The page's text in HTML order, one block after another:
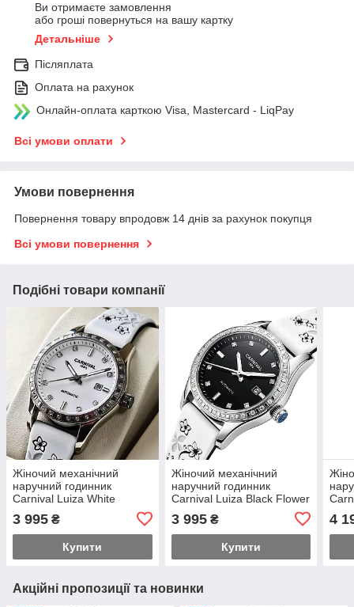
Ви отримаєте замовлення
або гроші повернуться на вашу картку
Детальніше
Післяплата
Оплата на рахунок
Онлайн-оплата карткою Visa, Mastercard - LiqPay
Всі умови оплати
Умови повернення
Повернення товару впродовж 14 днів за рахунок покупця
Всі умови повернення
Подібні товари компанії
Жіночий механічний
наручний годинник
Carnival Luiza White
3 995 ₴
Купити
Жіночий механічний
наручний годинник
Carnival Luiza Black Flower
3 995₴
Купити
4
Акційні пропозиції та новинки